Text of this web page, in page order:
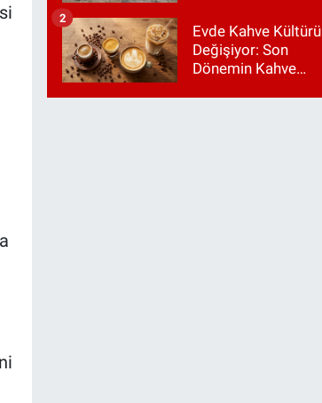
Evde Kahve Kültürü
Değişiyor: Son
Dönemin Kahve
2